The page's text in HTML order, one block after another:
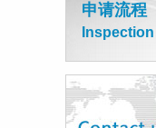
申请流程